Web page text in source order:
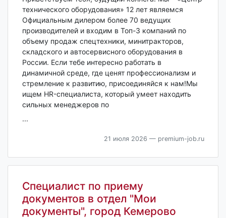
технического оборудования» 12 лет являемся
Официальным дилером более 70 ведущих
производителей и входим в Топ-3 компаний по
объему продаж спецтехники, минитракторов,
складского и автосервисного оборудования в
России. Если тебе интересно работать в
динамичной среде, где ценят профессионализм и
стремление к развитию, присоединяйся к нам!Мы
ищем HR-специалиста, который умеет находить
сильных менеджеров по
...
21 июля 2026 — premium-job.ru
Специалист по приему
документов в отдел "Мои
документы", город Кемерово